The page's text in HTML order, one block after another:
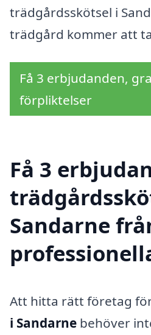
trädgårdsskötsel i
trädgård kommer att
Få 3 erbjudanden,
förpliktelser
Få 3
Sandarne
Att hitta rätt företag
i Sandarne behöver